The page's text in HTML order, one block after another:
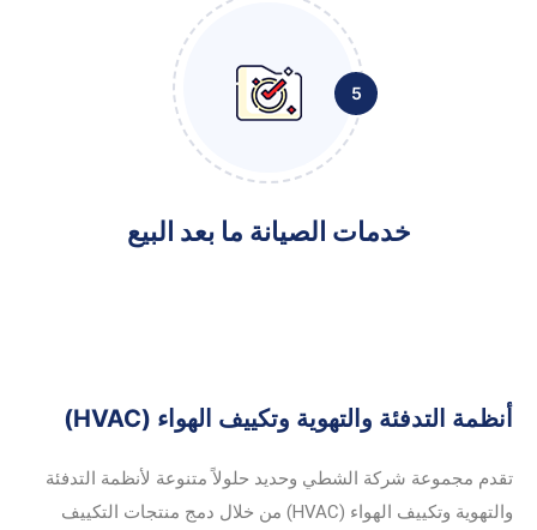
5
خدمات الصيانة ما بعد البيع
أنظمة التدفئة والتهوية وتكييف الهواء (HVAC)
تقدم مجموعة شركة الشطي وحديد حلولاً متنوعة لأنظمة التدفئة
والتهوية وتكييف الهواء (HVAC) من خلال دمج منتجات التكييف